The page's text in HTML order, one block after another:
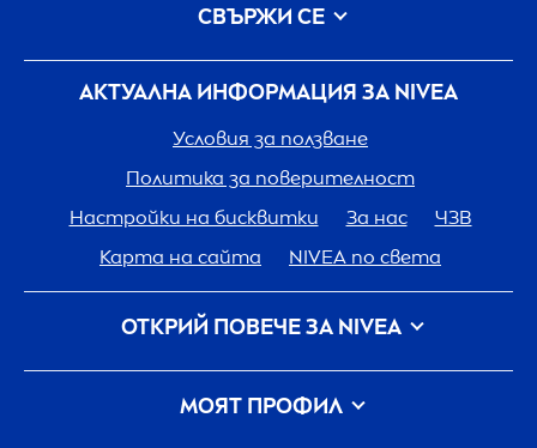
АКТУАЛНА ИНФОРМАЦИЯ ЗА NIVEA
Условия за ползване
Политика за поверителност
Настройки на бисквитки
За нас
ЧЗВ
Карта на сайта
NIVEA по света
ОТКРИЙ ПОВЕЧЕ ЗА NIVEA
Кариера Грижа наNIVEAза планетата
Свържи се с нас
МОЯТ ПРОФИЛ
СВЪРЖИ СЕ